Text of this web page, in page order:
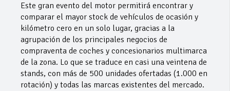
Este gran evento del motor permitirá encontrar y
comparar el mayor stock de vehículos de ocasión y
kilómetro cero en un solo lugar, gracias a la
agrupación de los principales negocios de
compraventa de coches y concesionarios multimarca
de la zona. Lo que se traduce en casi una veintena de
stands, con más de 500 unidades ofertadas (1.000 en
rotación) y todas las marcas existentes del mercado.